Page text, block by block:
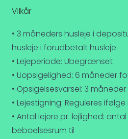
Vilkår
• 3 måneders husleje i
husleje i forudbetalt husleje
• Lejeperiode: Ubegrænset
• Uopsigelighed: 6 måneder
• Opsigelsesvarsel: 3 måneder
• Lejestigning: Reguleres
• Antal lejere pr. lejlighed:
beboelsesrum til